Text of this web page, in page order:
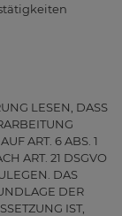
LESEN, DASS
ART. 6 ABS. 1
ART. 21 DSGVO
DAS
DER
IST,